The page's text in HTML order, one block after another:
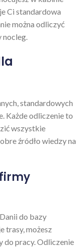
Ci standardowa
można odliczyć
nocleg.
standardowych
Każde odliczenie to
wszystkie
źródło wiedzy na
do bazy
trasy, możesz
do pracy. Odliczenie